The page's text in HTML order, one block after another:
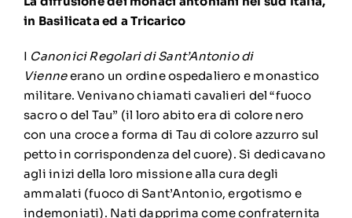
in Basilicata ed a Tricarico
I Canonici Regolari di Sant’Antonio di
Vienneerano un ordine ospedaliero e monastico
militare. Venivano chiamati cavalieri del “fuoco
sacro o del Tau” (il loro abito era di colore nero
con una croce a forma di Tau di colore azzurro sul
petto in corrispondenza del cuore). Si dedicavano
agli inizi della loro missione alla cura degli
ammalati (fuoco di Sant’Antonio, ergotismo e
indemoniati). Nati dapprima come confraternita